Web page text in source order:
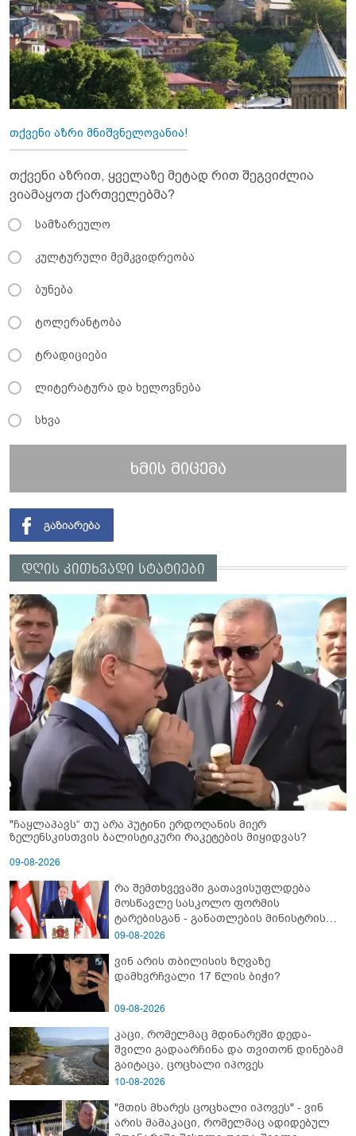
თქვენი აზრი მნიშვნელოვანია!
თქვენი აზრით, ყველაზე მეტად რით შეგვიძლია
ვიამაყოთ ქართველებმა?
სამზარეულო
კულტურული მემკვიდრეობა
ბუნება
ტოლერანტობა
ტრადიციები
ლიტერატურა და ხელოვნება
სხვა
ხმის მიცემა
დღის კითხვადი სტატიები
"ჩაყლაპავს“ თუ არა პუტინი ერდოღანის მიერ
ზელენსკისთვის ბალისტიკური რაკეტების მიყიდვას?
09-08-2026
რა შემთხვევაში გათავისუფლდება
მოსწავლე სასკოლო ფორმის
ტარებისგან - განათლების მინისტრის
განმარტება
09-08-2026
ვინ არის თბილისის ზღვაზე
დამხვრჩვალი 17 წლის ბიჭი?
09-08-2026
კაცი, რომელმაც მდინარეში დედა-
შვილი გადაარჩინა და თვითონ დინებამ
გაიტაცა, ცოცხალი იპოვეს
10-08-2026
"მთის მხარეს ცოცხალი იპოვეს" - ვინ
არის მამაკაცი, რომელმაც ადიდებულ